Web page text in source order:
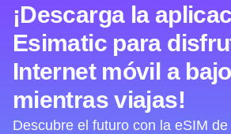
¡Descarga la
Esimatic para
Internet móvil a
mientras viajas!
Descubre el futuro con la eSIM